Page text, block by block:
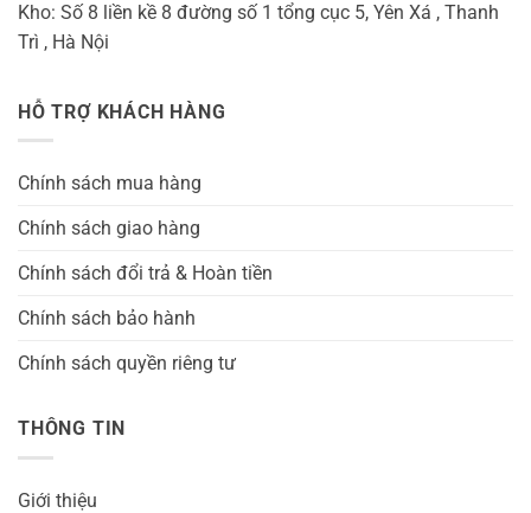
Kho: Số 8 liền kề 8 đường số 1 tổng cục 5, Yên Xá , Thanh
Trì , Hà Nội
HỖ TRỢ KHÁCH HÀNG
Chính sách mua hàng
Chính sách giao hàng
Chính sách đổi trả & Hoàn tiền
Chính sách bảo hành
Chính sách quyền riêng tư
THÔNG TIN
Giới thiệu